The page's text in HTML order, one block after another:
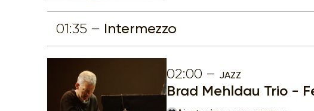
01:35 Intermezzo
02:00 JAZZ
Brad Mehldau Trio -